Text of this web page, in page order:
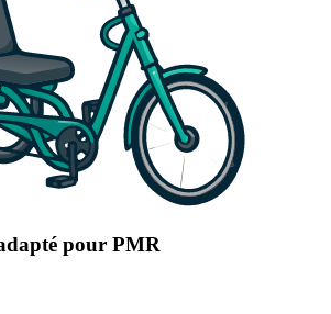
pour PMR